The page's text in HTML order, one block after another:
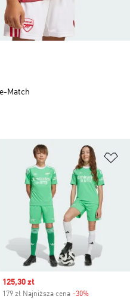
do listy życzeń
Sale price
125,30 zł
179 zł Najniższa cena -30%
Match